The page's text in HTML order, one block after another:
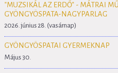
"MUZSIKÁL AZ ERDŐ" - MÁTRAI
GYÖNGYÖSPATA-NAGYPARLAG
2026. június 28. (vasárnap)
GYÖNGYÖSPATAI GYERMEKNAP
Május 30.